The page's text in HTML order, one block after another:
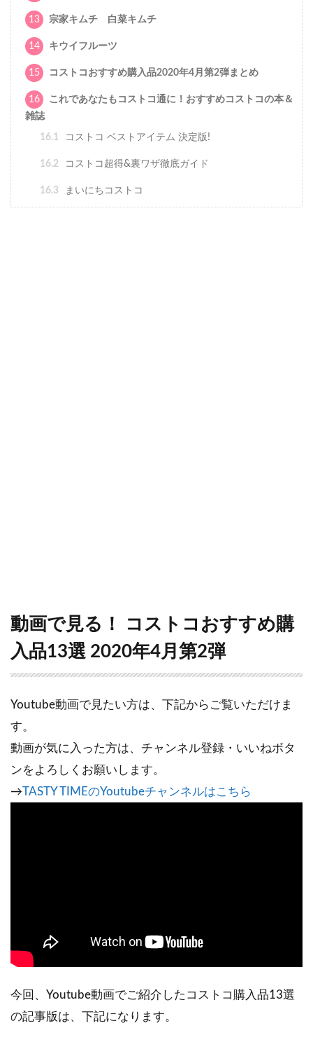
13 宗家キムチ 白菜キムチ
14 キウイフルーツ
15 コストコおすすめ購入品2020年4月第2弾まとめ
16
これであなたもコストコ通に！おすすめコストコの本＆
雑誌
16.1 コストコ ベストアイテム 決定版!
16.2 コストコ超得&裏ワザ徹底ガイド
16.3 まいにちコストコ
動画で見る！ コストコおすすめ購
入品13選 2020年4月第2弾
Youtube動画で見たい方は、下記からご覧いただけま
す。
動画が気に入った方は、チャンネル登録・いいねボタ
ンをよろしくお願いします。
→TASTY TIMEのYoutubeチャンネルはこちら
今回、Youtube動画でご紹介したコストコ購入品13選
の記事版は、下記になります。